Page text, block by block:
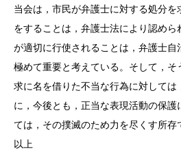
当会は，市民が弁護士に対する処分
をすることは，弁護士法により認め
が適切に行使されることは，弁護士自
極めて重要と考えている。そして，
求に名を借りた不当な行為に対しては
に，今後とも，正当な表現活動の保護
ては，その撲滅のため力を尽くす所存
以上